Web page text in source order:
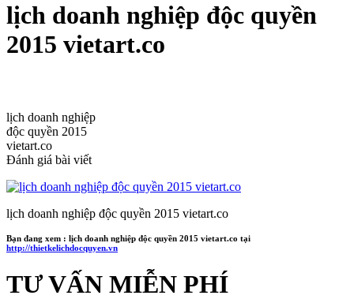
lịch doanh nghiệp độc quyền
2015 vietart.co
lịch doanh nghiệp
độc quyền 2015
vietart.co
Đánh giá bài viết
lịch doanh nghiệp độc quyền 2015 vietart.co
Bạn đang xem : lịch doanh nghiệp độc quyền 2015 vietart.co tại
http://thietkelichdocquyen.vn
TƯ VẤN MIỄN PHÍ